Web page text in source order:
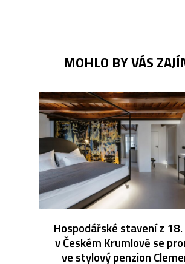
MOHLO BY VÁS
Hospodářské stavení z
v Českém Krumlově se
ve stylový penzion